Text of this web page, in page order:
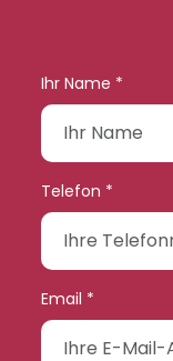
Ihr Name *
Telefon *
Email *